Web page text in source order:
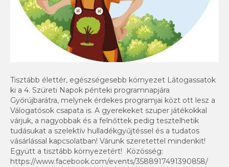
Tisztább élettér, egészségesebb környezet Látogassatok
ki a 4. Szüreti Napok pénteki programnapjára
Győrújbarátra, melynek érdekes programjai közt ott lesz a
Válogatósok csapata is. A gyerekeket szuper játékokkal
várjuk, a nagyobbak és a felnőttek pedig tesztelhetik
tudásukat a szelektív hulladékgyűjtéssel és a tudatos
vásárlással kapcsolatban! Várunk szeretettel mindenkit!
Együtt a tisztább környezetért! Közösség:
https://www.facebook.com/events/3588917491390858/